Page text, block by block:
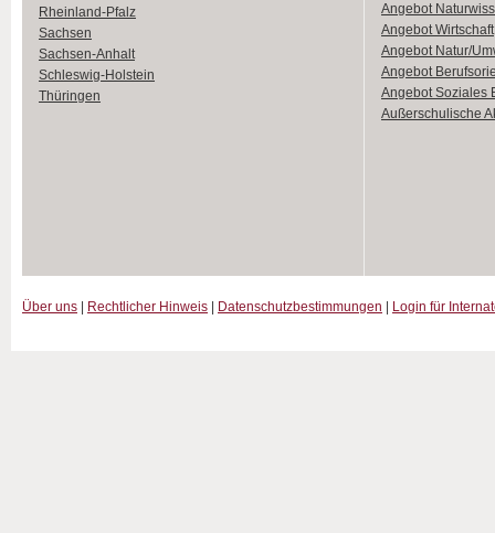
Rheinland-Pfalz
Sachsen
Sachsen-Anhalt
Schleswig-Holstein
Thüringen
Angebot
Angebot Wirtschaft
Angebot Natur/
Angebot
Angebot Soziales
Außerschulische
Über uns Rechtlicher Hinweis Datenschutzbestimmungen Login für